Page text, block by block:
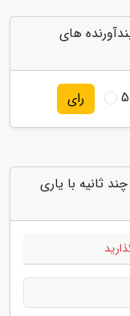
های
5 رای
ثانیه با یاری